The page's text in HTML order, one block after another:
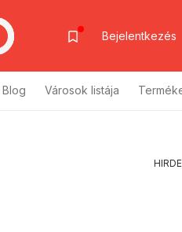
Bejelentkezés
Blog Városok listája